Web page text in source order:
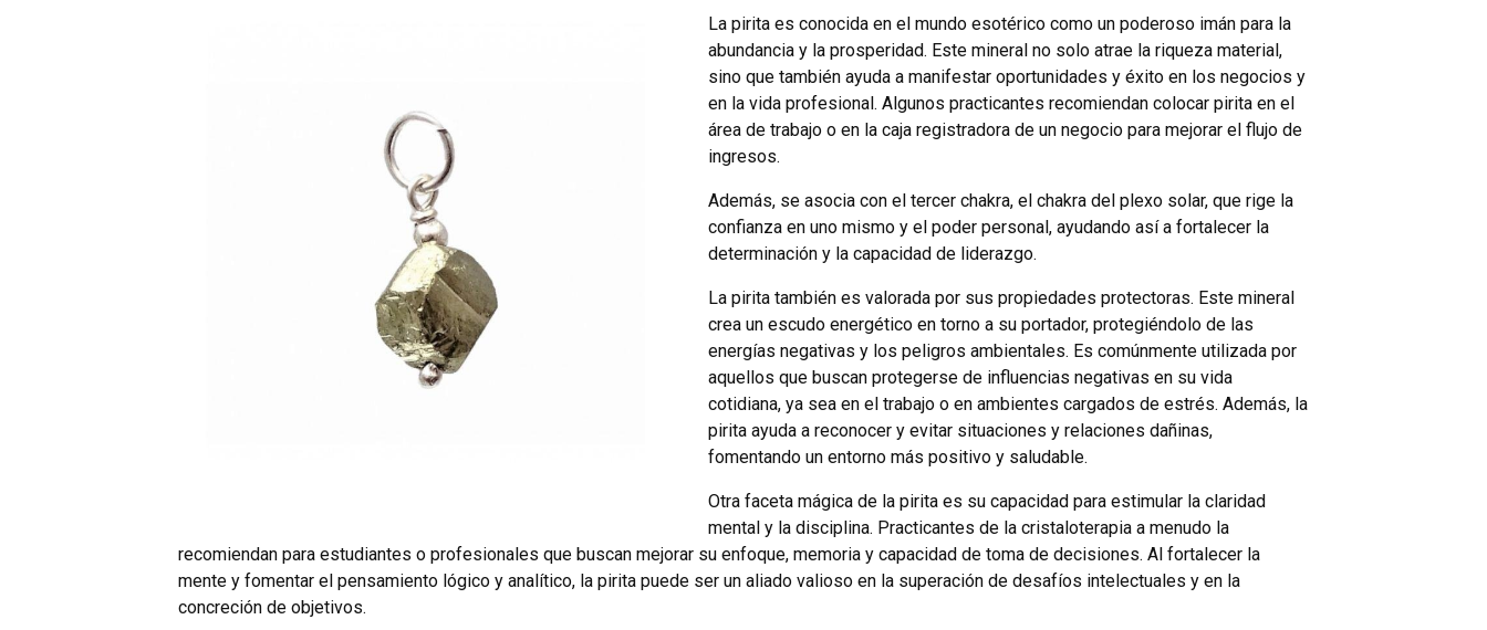
La pirita es conocida en el mundo esotérico como un poderoso imán para la
abundancia y la prosperidad. Este mineral no solo atrae la riqueza material,
sino que también ayuda a manifestar oportunidades y éxito en los negocios y
en la vida profesional. Algunos practicantes recomiendan colocar pirita en el
área de trabajo o en la caja registradora de un negocio para mejorar el flujo de
ingresos.
Además, se asocia con el tercer chakra, el chakra del plexo solar, que rige la
confianza en uno mismo y el poder personal, ayudando así a fortalecer la
determinación y la capacidad de liderazgo.
La pirita también es valorada por sus propiedades protectoras. Este mineral
crea un escudo energético en torno a su portador, protegiéndolo de las
energías negativas y los peligros ambientales. Es comúnmente utilizada por
aquellos que buscan protegerse de influencias negativas en su vida
cotidiana, ya sea en el trabajo o en ambientes cargados de estrés. Además, la
pirita ayuda a reconocer y evitar situaciones y relaciones dañinas,
fomentando un entorno más positivo y saludable.
Otra faceta mágica de la pirita es su capacidad para estimular la claridad
mental y la disciplina. Practicantes de la cristaloterapia a menudo la
recomiendan para estudiantes o profesionales que buscan mejorar su enfoque, memoria y capacidad de toma de decisiones. Al fortalecer la
mente y fomentar el pensamiento lógico y analítico, la pirita puede ser un aliado valioso en la superación de desafíos intelectuales y en la
concreción de objetivos.